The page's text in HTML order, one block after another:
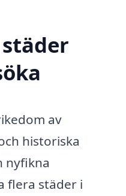
av
historiska
nyfikna
flera städer i